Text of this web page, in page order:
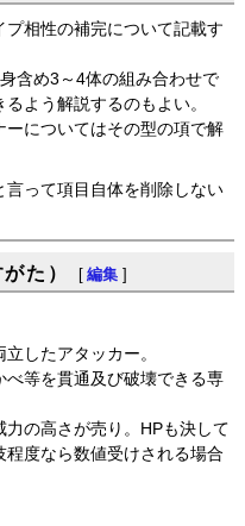
相性の補完について記載す
含め3～4体の組み合わせで
よう解説するのもよい。
についてはその型の項で解
って項目自体を削除しない
た） [ 編集 ]
立したアタッカー。
等を貫通及び破壊できる専
の高さが売り。HPも決して
度なら数値受けされる場合